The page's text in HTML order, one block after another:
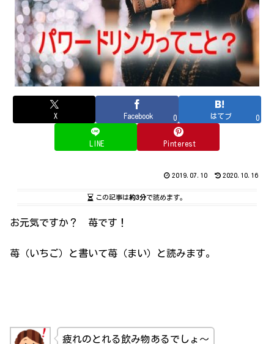
X Facebook 0 はてブ 0
LINE Pinterest
2019.07.10 2020.10.16
この記事は約3分で読めます。
お元気ですか？ 苺です！
苺（いちご）と書いて苺（まい）と読みます。
疲れのとれる飲み物あるでしょ～